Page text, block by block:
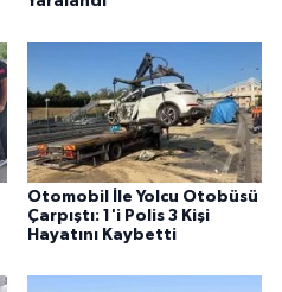
Otomobil İle Yolcu Otobüsü
Çarpıştı: 1'i Polis 3 Kişi
Hayatını Kaybetti